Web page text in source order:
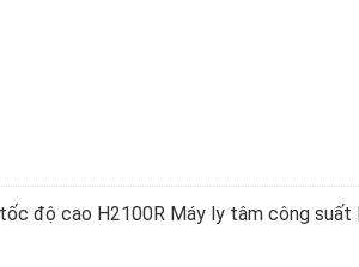
độ cao H2100R Máy ly tâm công suất